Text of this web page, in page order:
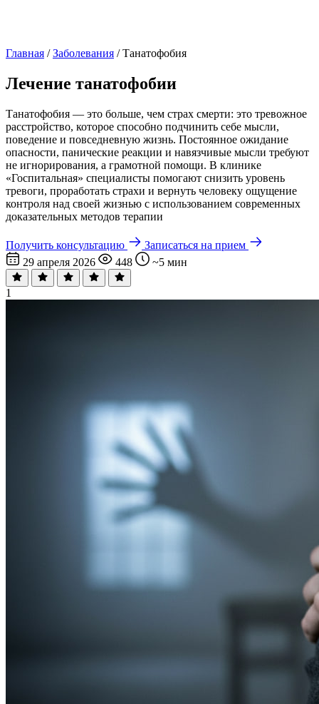
Главная /Заболевания /Танатофобия
Лечение танатофобии
Танатофобия — это больше, чем страх смерти: это тревожное
расстройство, которое способно подчинить себе мысли,
поведение и повседневную жизнь. Постоянное ожидание
опасности, панические реакции и навязчивые мысли требуют
не игнорирования, а грамотной помощи. В клинике
«Госпитальная» специалисты помогают снизить уровень
тревоги, проработать страхи и вернуть человеку ощущение
контроля над своей жизнью с использованием современных
доказательных методов терапии
Получить консультацию
Записаться на прием
29 апреля 2026
448 ~5 мин
1